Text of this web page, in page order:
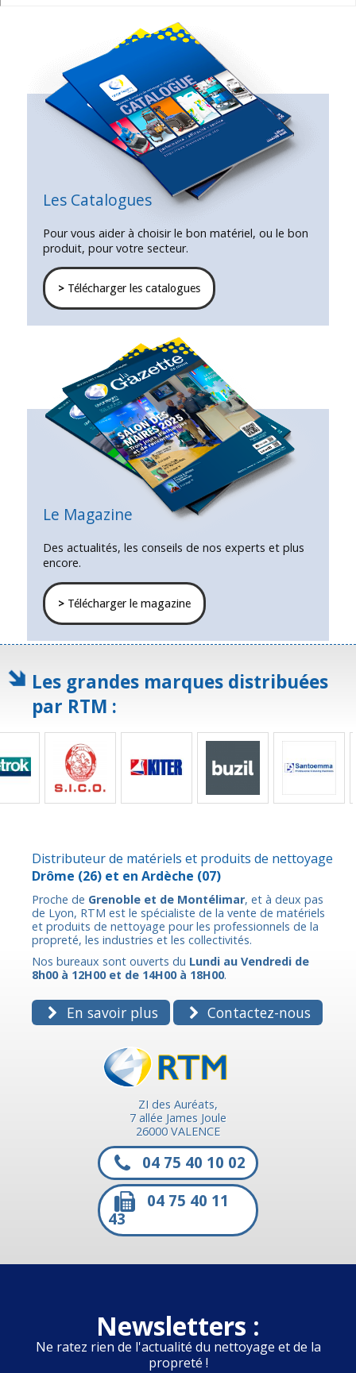
Les Catalogues
Pour vous aider à choisir le bon matériel, ou le bon
produit, pour votre secteur.
>Télécharger les catalogues
Le Magazine
Des actualités, les conseils de nos experts et plus
encore.
>Télécharger le magazine
Les grandes marques distribuées
par RTM :
Distributeur de matériels et produits de nettoyage
Drôme (26) et en Ardèche (07)
Proche de Grenoble et de Montélimar, et à deux pas
de Lyon, RTM est le spécialiste de la vente de matériels
et produits de nettoyage pour les professionnels de la
propreté, les industries et les collectivités.
Nos bureaux sont ouverts du Lundi au Vendredi de
8h00 à 12H00 et de 14H00 à 18H00.
En savoir plus Contactez-nous
ZI des Auréats,
7 allée James Joule
26000 VALENCE
04 75 40 10 02
04 75 40 11
43
Newsletters :
Ne ratez rien de l'actualité du nettoyage et de la
propreté !